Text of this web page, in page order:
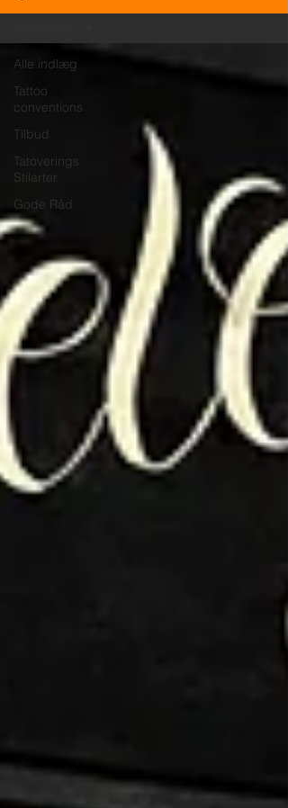
Alle indlæg
Tattoo
conventions
Tilbud
Tatoverings
Stilarter
Gode Råd